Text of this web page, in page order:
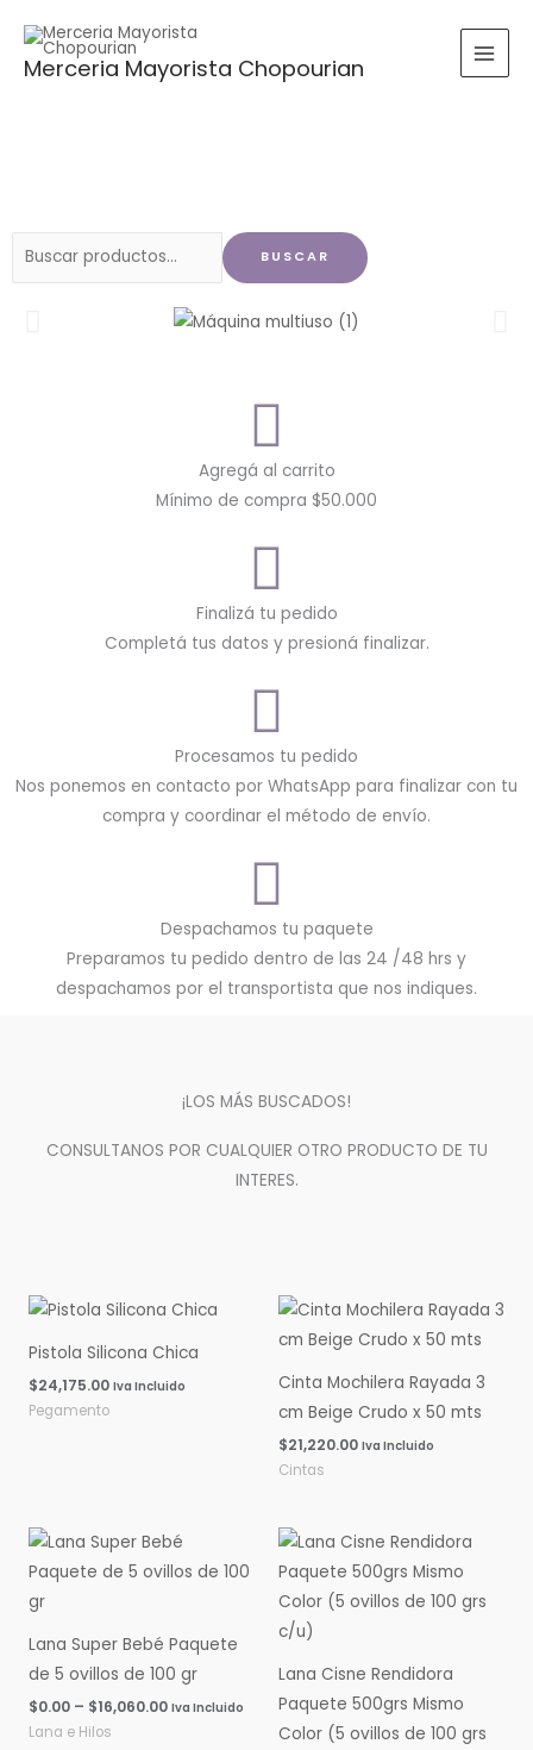
contenido
Merceria Mayorista Chopourian
Buscar
BUSCAR
Agregá al carrito
Mínimo de compra $50.000
Finalizá tu pedido
Completá tus datos y presioná finalizar.
Procesamos tu pedido
Nos ponemos en contacto por WhatsApp para finalizar con tu
compra y coordinar el método de envío.
Despachamos tu paquete
Preparamos tu pedido dentro de las 24 /48 hrs y
despachamos por el transportista que nos indiques.
¡LOS MÁS BUSCADOS!
CONSULTANOS POR CUALQUIER OTRO PRODUCTO DE TU
INTERES.
Pistola Silicona Chica
$24,175.00 Iva Incluido
Pegamento
Cinta Mochilera Rayada 3
cm Beige Crudo x 50 mts
$21,220.00 Iva Incluido
Cintas
Lana Super Bebé Paquete
de 5 ovillos de 100 gr
$0.00 – $16,060.00
Rango
de
precios:
$16,060.00
Iva Incluido
Lana e Hilos
Lana Cisne Rendidora
Paquete 500grs Mismo
Color (5 ovillos de 100 grs
Rango
de
precios:
desde
$0.00